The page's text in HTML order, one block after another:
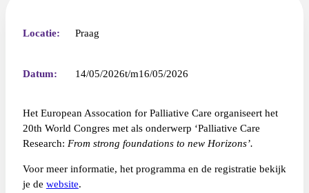
Locatie: Praag
Datum: 14/05/2026 16/05/2026
Het European Assocation for Palliative Care organiseert het
20th World Congres met als onderwerp ‘Palliative Care
Research: From strong foundations to new Horizons’.
Voor meer informatie, het programma en de registratie bekijk
je de website.